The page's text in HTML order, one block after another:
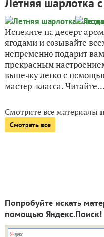
Летняя шарлотка
Испеките на десерт
ягодами и созывайте
непременно подарит
прекрасным
выпечку легко с
мастер-класса. Читайте...
Смотрите все материалы
Смотреть все
Попробуйте искать
помощью Яндекс.Поиск!